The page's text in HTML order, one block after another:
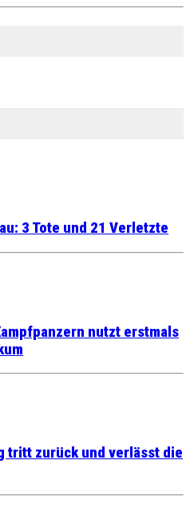
3 Tote und 21 Verletzte
nutzt erstmals
tritt zurück und verlässt die